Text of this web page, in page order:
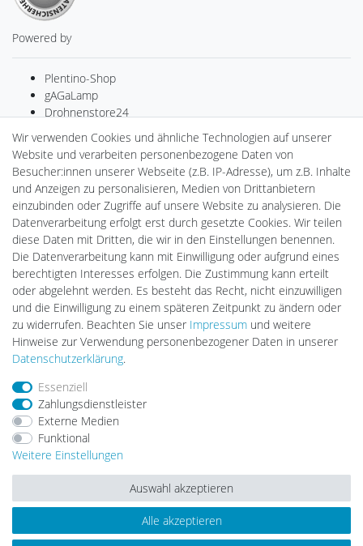
Powered by
Plentino-Shop
gAGaLamp
Drohnenstore24
MeinUSB
Batteriespeicher
PlentiSolar
Gebrauchtlicht
Ledkauf
DEYESOLAR
Lightech Connect
CardanLight Europe
FORTIMO LEDs
LED-RETROSHOP
Wallbox24
Impressum
Barrierefreiheitserklärung
Vertrag widerrufen
© Copyright 2026 | Alle Rechte vorbehalten.
Wir verwenden Cookies und ähnliche Technologien auf unserer
Website und verarbeiten personenbezogene Daten von
Besucher:innen unserer Webseite (z.B. IP-Adresse), um z.B. Inhalte
und Anzeigen zu personalisieren, Medien von Drittanbietern
einzubinden oder Zugriffe auf unsere Website zu analysieren. Die
Datenverarbeitung erfolgt erst durch gesetzte Cookies. Wir teilen
diese Daten mit Dritten, die wir in den Einstellungen benennen.
Die Datenverarbeitung kann mit Einwilligung oder aufgrund eines
berechtigten Interesses erfolgen. Die Zustimmung kann erteilt
oder abgelehnt werden. Es besteht das Recht, nicht einzuwilligen
und die Einwilligung zu einem späteren Zeitpunkt zu ändern oder
zu widerrufen. Beachten Sie unser Impressum und weitere
Hinweise zur Verwendung personenbezogener Daten in unserer
Daten­schutz­erklärung.
Essenziell
Zahlungsdienstleister
Externe Medien
Funktional
Weitere Einstellungen
Alle akzeptieren
Auswahl akzeptieren